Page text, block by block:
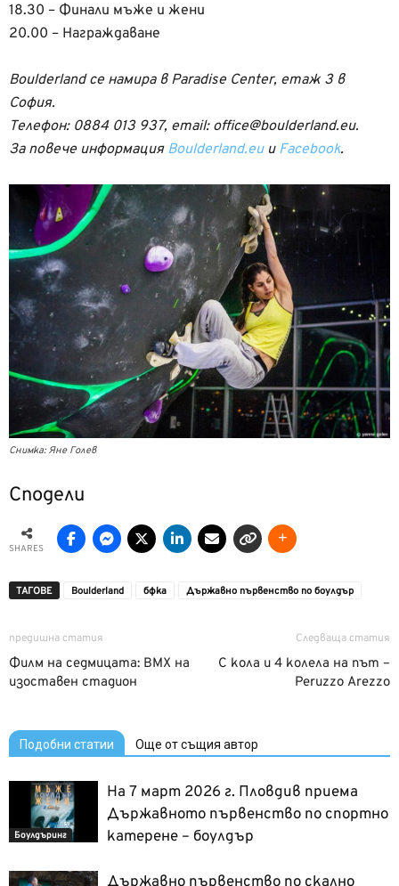
18.30 – Финали мъже и жени
20.00 – Награждаване
Boulderland се намира в Paradise Center, етаж 3 в
София.
Телефон: 0884 013 937, email: office@boulderland.eu.
За повече информация Boulderland.euи Facebook.
Снимка: Яне Голев
Сподели
SHARES
ТАГОВЕ Boulderland бфка Държавно първенство по боулдър
предишна статия
Филм на седмицата: BMX на
изоставен стадион
Следваща статия
С кола и 4 колела на път –
Peruzzo Arezzo
Подобни статии Още от същия автор
Боулдъринг
На 7 март 2026 г. Пловдив приема
Държавното първенство по спортно
катерене – боулдър